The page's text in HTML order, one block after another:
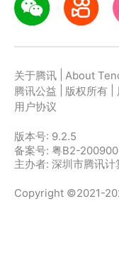
关于腾讯 About
腾讯公益
版权所有
用户协议
版本号: 9.2.5
备案号: 粤B2-
主办者: 深圳市腾讯计
Copyright ©2021-